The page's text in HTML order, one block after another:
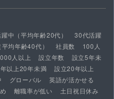
中（平均年齢20代）
30代活躍
均年齢40代） 社員数
100人
人以上 設立年数
設立5年未
以上20年未満
設立20年以上
グローバル
英語が活かせる
離職率が低い
土日祝日休み